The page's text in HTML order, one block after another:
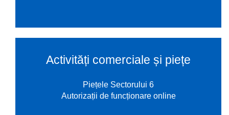
Activități comerciale și piețe
Piețele Sectorului 6
Autorizații de funcționare online